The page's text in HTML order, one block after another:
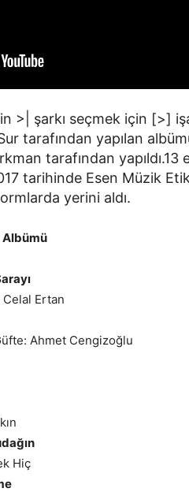
>| şarkı seçmek için [>]
tarafından yapılan
tarafından yapıldı.13
tarihinde Esen Müzik
yerini aldı.
Albümü
Ertan
Ahmet Cengizoğlu
Hiç